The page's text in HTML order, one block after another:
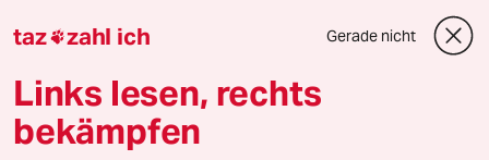
Hitze
Krieg in der Ukraine
Niedrigwasser
taz zahl ich Gerade nicht
Links lesen, rechts
bekämpfen